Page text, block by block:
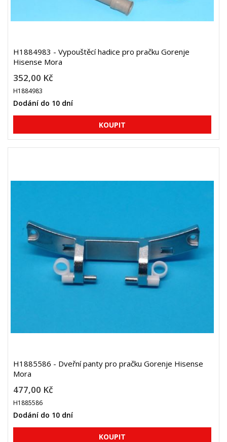
H1884983 - Vypouštěcí hadice pro pračku Gorenje
Hisense Mora
352,00 Kč
H1884983
Dodání do 10 dní
H1885586 - Dveřní panty pro pračku Gorenje Hisense
Mora
477,00 Kč
H1885586
Dodání do 10 dní